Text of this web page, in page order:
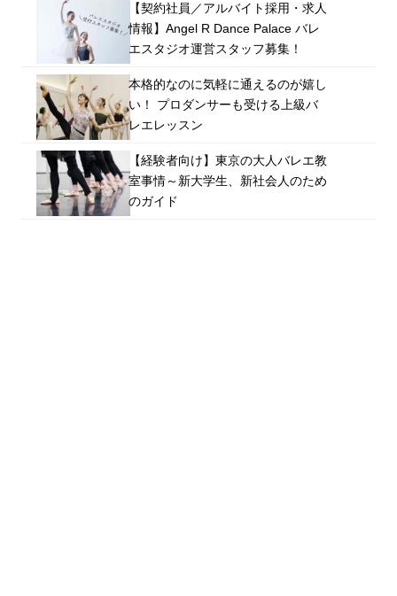
【契約社員／アルバイト採用・求人
情報】Angel R Dance Palace バレ
エスタジオ運営スタッフ募集！
本格的なのに気軽に通えるのが嬉し
い！ プロダンサーも受ける上級バ
レエレッスン
【経験者向け】東京の大人バレエ教
室事情～新大学生、新社会人のため
のガイド